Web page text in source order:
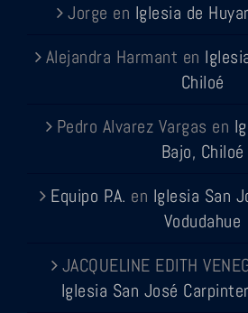
Jorge en Iglesia de
Alejandra Harmant en
Chiloé
Pedro Alvarez Vargas en
Bajo, Chiloé
Equipo P.A. en Iglesia San
Vodudahue
JACQUELINE EDITH
Iglesia San José